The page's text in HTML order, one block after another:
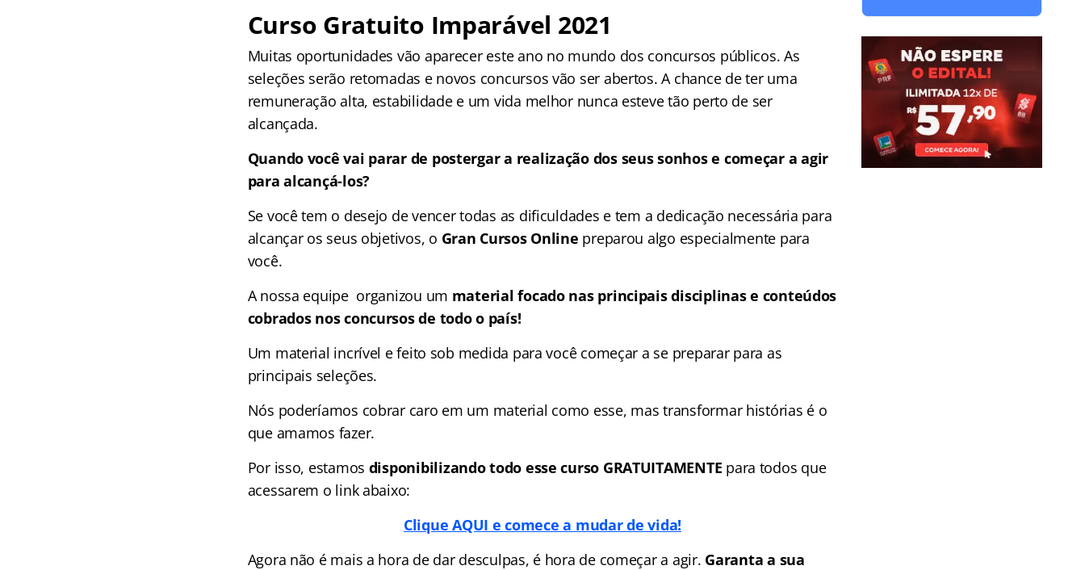
Curso Gratuito Imparável 2021
Muitas oportunidades vão aparecer este ano no mundo dos concursos públicos. As
seleções serão retomadas e novos concursos vão ser abertos. A chance de ter uma
remuneração alta, estabilidade e um vida melhor nunca esteve tão perto de ser
alcançada.
Quando você vai parar de postergar a realização dos seus sonhos e começar a agir
para alcançá-los?
Se você tem o desejo de vencer todas as dificuldades e tem a dedicação necessária para
alcançar os seus objetivos, o Gran Cursos Online preparou algo especialmente para
você.
A nossa equipe organizou um material focado nas principais disciplinas e conteúdos
cobrados nos concursos de todo o país!
Um material incrível e feito sob medida para você começar a se preparar para as
principais seleções.
Nós poderíamos cobrar caro em um material como esse, mas transformar histórias é o
que amamos fazer.
Por isso, estamos disponibilizando todo esse curso GRATUITAMENTE para todos que
acessarem o link abaixo:
Clique AQUI e comece a mudar de vida!
Agora não é mais a hora de dar desculpas, é hora de começar a agir. Garanta a sua